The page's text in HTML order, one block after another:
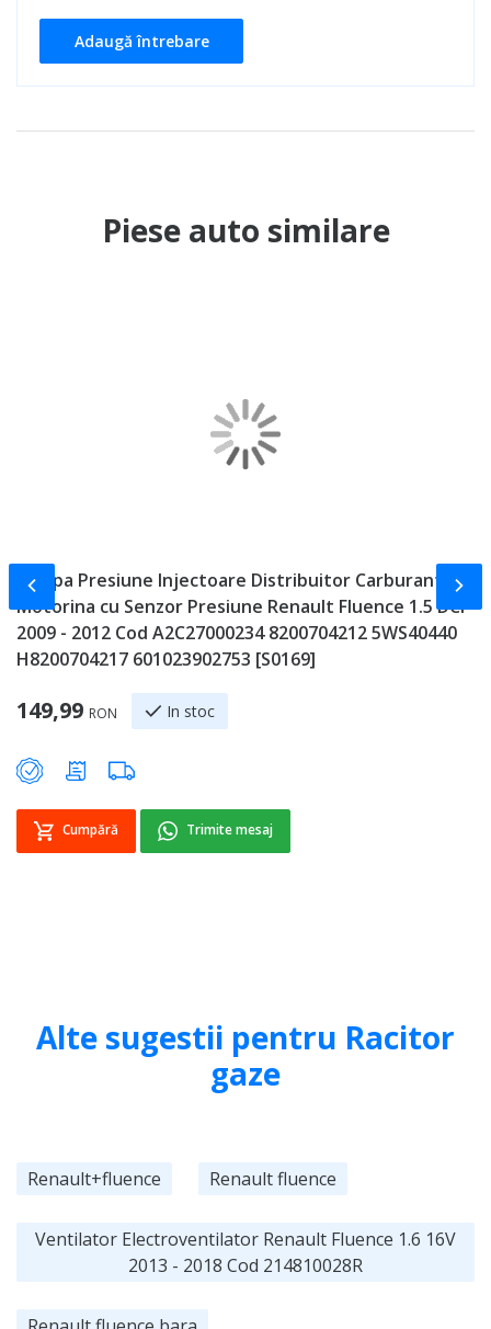
Adaugă întrebare
Piese auto similare
Rampa Presiune Injectoare Distribuitor Carburant
Motorina cu Senzor Presiune Renault Fluence 1.5 DCI
2009 - 2012 Cod A2C27000234 8200704212 5WS40440
H8200704217 601023902753 [S0169]
149,99 RON In stoc
Cumpără Trimite mesaj
Slide-ul anterior
Alte sugestii pentru Racitor
gaze
Renault+fluence Renault fluence
Ventilator Electroventilator Renault Fluence 1.6 16V
2013 - 2018 Cod 214810028R